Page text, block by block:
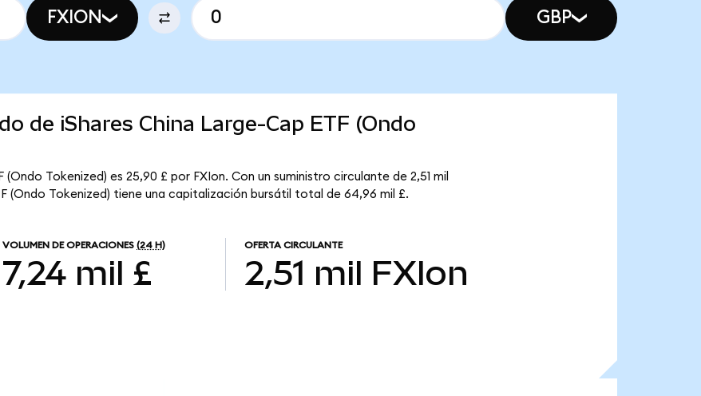
FXION GBP
de iShares China Large-Cap ETF (Ondo
Tokenized) es 25,90 £ por FXIon. Con un suministro circulante de 2,51 mil
(Ondo Tokenized) tiene una capitalización bursátil total de 64,96 mil £.
VOLUMEN DE OPERACIONES (24 H)
7,24 mil £
OFERTA CIRCULANTE
2,51 mil FXIon